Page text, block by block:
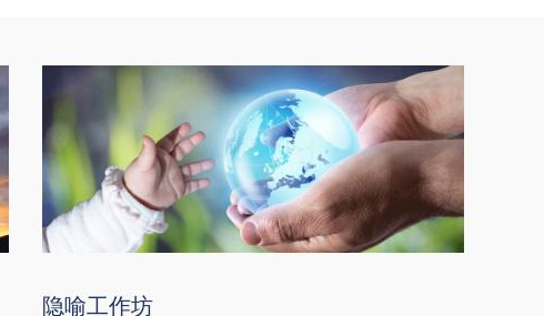
隐喻工作坊